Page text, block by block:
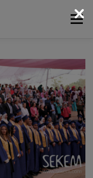
Menü
LEBEN
NEWS & MEDIEN